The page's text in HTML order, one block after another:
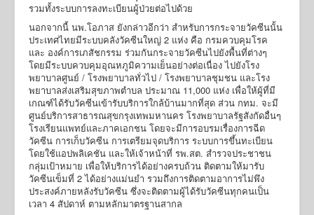
รวมทั้งระบบการลงทะเบียนผู้ป่วยต่อไปด้วย
นอกจากนี้ นพ.โอภาส ยังกล่าวอีกว่า สำหรับการกระจายวัคซีนนั้น
ประเทศไทยมีระบบคลังวัคซีนใหญ่ 2 แห่ง คือ กรมควบคุมโรค
และ องค์การเภสัชกรรม ร่วมกันกระจายวัคซีนไปยังพื้นที่ต่างๆ
โดยมีระบบควบคุมอุณหภูมิความเย็นอย่างต่อเนื่อง ไปยังโรง
พยาบาลศูนย์ / โรงพยาบาลทั่วไป / โรงพยาบาลชุมชน และโรง
พยาบาลส่งเสริมสุขภาพตำบล ประมาณ 11,000 แห่ง เพื่อให้ผู้ที่มี
เกณฑ์ได้รับวัคซีนเข้ารับบริการใกล้บ้านมากที่สุด ส่วน กทม. จะมี
ศูนย์บริการสาธารณสุขกรุงเทพมหานคร โรงพยาบาลรัฐสังกัดอื่นๆ
โรงเรียนแพทย์และภาคเอกชน โดยจะมีการอบรมเรื่องการฉีด
วัคซีน การเก็บวัคซีน การเตรียมจุดบริการ ระบบการขึ้นทะเบียน
โดยใช้แอปพลิเคชัน และให้เจ้าหน้าที่ รพ.สต. สำรวจประชาชน
กลุ่มเป้าหมาย เพื่อให้บริการได้อย่างครบถ้วน ติดตามให้มารับ
วัคซีนเข็มที่ 2 ได้อย่างแม่นยำ รวมถึงการติดตามอาการไม่พึง
ประสงค์ภายหลังรับวัคซีน ซึ่งจะติดตามผู้ได้รับวัคซีนทุกคนเป็น
เวลา 4 สัปดาห์ ตามหลักมาตรฐานสากล